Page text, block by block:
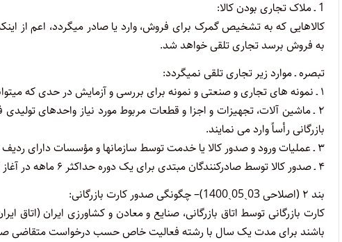
1 ـ ملاک تجاری بودن کالا:
کالاهایی که به تشخیص گمرک برای فروش، وارد یا صادر میگردد، اعم از
به فروش ‌برسد تجاری تلقی خواهد شد.
تبصرهـ موارد زیر تجاری تلقی نمیگردد:
۱ ـ نمونه‌ های تجاری و صنعتی و نمونه برای بررسی و آزمایش در حدی که میتواند نمونه تلقی شود.
۲ ـ ماشین ‌آلات، تجهیزات و اجزا و قطعات مربوط مورد نیاز واحدهای
بازرگانی رأساً وارد می‌ نمایند.
۳ ـ عملیات ورود و صدور کالا یا خدمت توسط سازمانها و مؤسسات دارای ردیف بودجه.
۴ ـ صدور کالا توسط صادرکنندگان مبتدی برای یک دوره حداکثر ۶ ماهه در آغاز کار با مجوز وزارت بازرگانی.
بند ۲ (اصلاحی 03ˏ05ˏ1400)
– چگونگی صدور کارت بازرگانی:
‏کارت بازرگانی توسط اتاق بازرگانی، صنایع و معادن و کشاورزی ایران (اتاق
باشند برای مدت یک سال با رشته فعالیت خاص حسب درخواست متقاضی صادر